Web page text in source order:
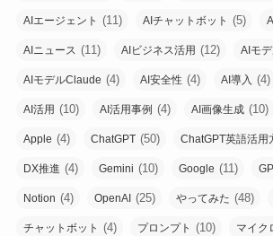
AIエージェント (11) AIチャットボット (5)
AIニュース (11) AIビジネス活用 (12) AIモ
AIモデルClaude (4) AI安全性 (4) AI導入 (4)
AI活用 (10) AI活用事例 (4) AI画像生成 (10)
Apple (4) ChatGPT (50) ChatGPT英語活用
DX推進 (4) Gemini (10) Google (11)
Notion (4) OpenAI (25) やってみた (48)
チャットボット (4) プロンプト (10) マイク